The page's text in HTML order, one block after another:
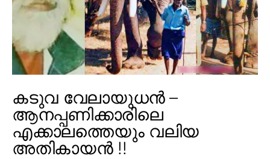
കടുവ വേലായുധൻ –
ആനപ്പണിക്കാരിലെ
എക്കാലത്തെയും വലിയ
അതികായൻ !!